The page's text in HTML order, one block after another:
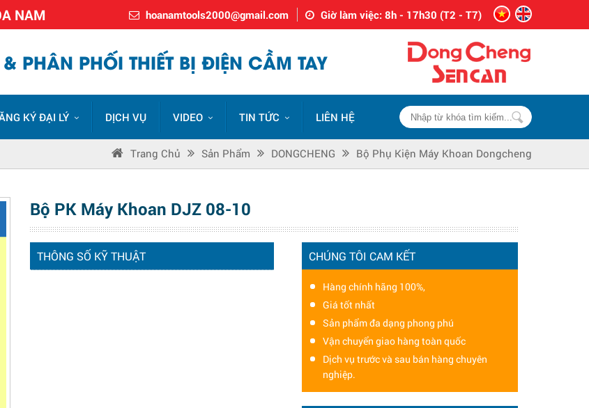
NAM hoanamtools2000@gmail.com Giờ làm việc: 8h - 17h30 (T2 - T7)
PHÂN PHỐI THIẾT BỊ ĐIỆN CẦM TAY
KÝ ĐẠI LÝ DỊCH VỤ VIDEO TIN TỨC LIÊN HỆ
Trang Chủ Sản Phẩm DONGCHENG Bộ Phụ Kiện Máy Khoan Dongcheng
Bộ PK Máy Khoan DJZ 08-10
THÔNG SỐ KỸ THUẬT CHÚNG TÔI CAM KẾT
Hàng chính hãng 100%,
Giá tốt nhất
Sản phẩm đa dạng phong phú
Vận chuyển giao hàng toàn quốc
Dịch vụ trước và sau bán hàng chuyên
nghiệp.